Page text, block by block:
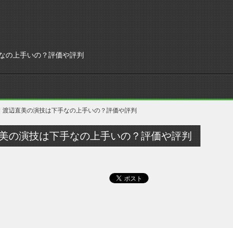
の上手いの？評価や評判
渡辺直美の演技は下手なの上手いの？評価や評判
の演技は下手なの上手いの？評価や評判